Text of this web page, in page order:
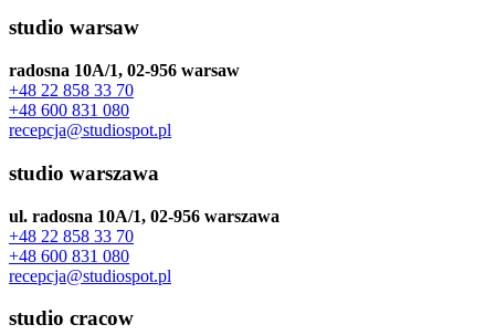
studio warsaw
radosna 10A/1, 02-956 warsaw
+48 22 858 33 70
+48 600 831 080
recepcja@studiospot.pl
studio warszawa
ul. radosna 10A/1, 02-956 warszawa
+48 22 858 33 70
+48 600 831 080
recepcja@studiospot.pl
studio cracow